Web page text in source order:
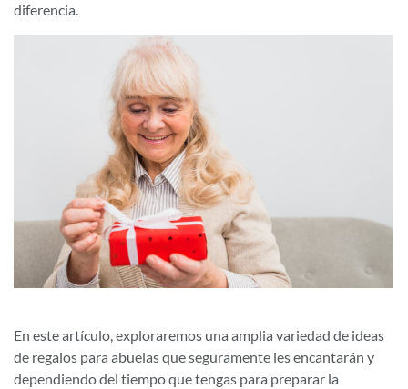
diferencia.
En este artículo, exploraremos una amplia variedad de ideas
de regalos para abuelas que seguramente les encantarán y
dependiendo del tiempo que tengas para preparar la